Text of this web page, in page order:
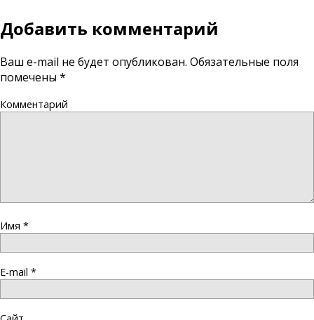
Добавить комментарий
Ваш e-mail не будет опубликован. Обязательные поля
помечены *
Комментарий
Имя *
E-mail *